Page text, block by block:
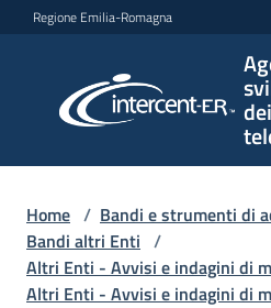
Vai al contenuto
Vai alla navigazione
Vai al footer
Regione Emilia-Romagna
per lo
sviluppo
telematici
Home / Bandi e strumenti di
Bandi altri Enti /
Altri Enti - Avvisi e indagini di
Altri Enti - Avvisi e indagini di